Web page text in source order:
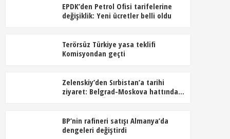
EPDK’den Petrol Ofisi tarifelerine
değişiklik: Yeni ücretler belli oldu
Terörsüz Türkiye yasa teklifi
Komisyondan geçti
Zelenskiy’den Sırbistan’a tarihi
ziyaret: Belgrad-Moskova hattında
dengeler değişiyor
BP’nin rafineri satışı Almanya’da
dengeleri değiştirdi